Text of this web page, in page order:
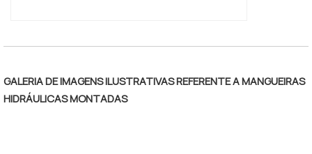
GALERIA DE IMAGENS ILUSTRATIVAS REFERENTE A MANGUEIRAS
HIDRÁULICAS MONTADAS